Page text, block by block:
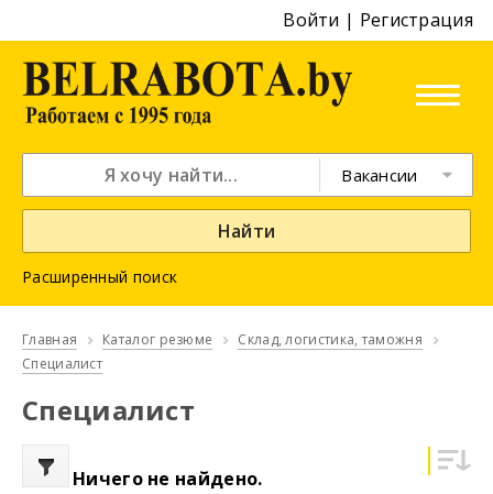
Войти | Регистрация
Вакансии
Найти
Расширенный поиск
Главная Каталог резюме
Склад, логистика, таможня
Специалист
Специалист
Ничего не найдено.